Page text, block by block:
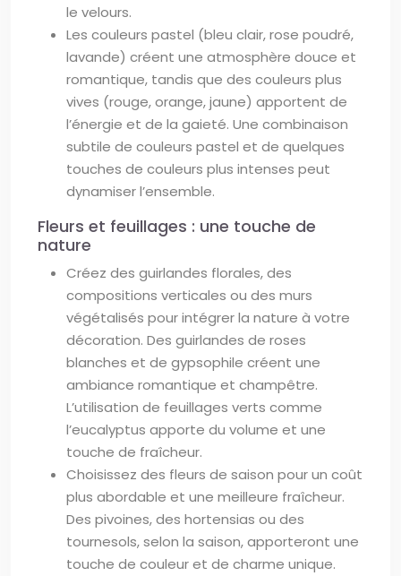
le velours.
Les couleurs pastel (bleu clair, rose poudré,
lavande) créent une atmosphère douce et
romantique, tandis que des couleurs plus
vives (rouge, orange, jaune) apportent de
l’énergie et de la gaieté. Une combinaison
subtile de couleurs pastel et de quelques
touches de couleurs plus intenses peut
dynamiser l’ensemble.
Fleurs et feuillages : une touche de
nature
Créez des guirlandes florales, des
compositions verticales ou des murs
végétalisés pour intégrer la nature à votre
décoration. Des guirlandes de roses
blanches et de gypsophile créent une
ambiance romantique et champêtre.
L’utilisation de feuillages verts comme
l’eucalyptus apporte du volume et une
touche de fraîcheur.
Choisissez des fleurs de saison pour un coût
plus abordable et une meilleure fraîcheur.
Des pivoines, des hortensias ou des
tournesols, selon la saison, apporteront une
touche de couleur et de charme unique.